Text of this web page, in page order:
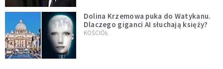
Dolina Krzemowa puka do Watykanu.
Dlaczego giganci AI słuchają księży?
KOŚCIÓŁ